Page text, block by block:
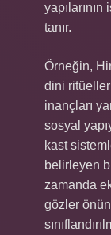
tanır.
Örneğin,
dini ritüeller
inançları
sosyal
kast
belirleyen
zamanda
gözler